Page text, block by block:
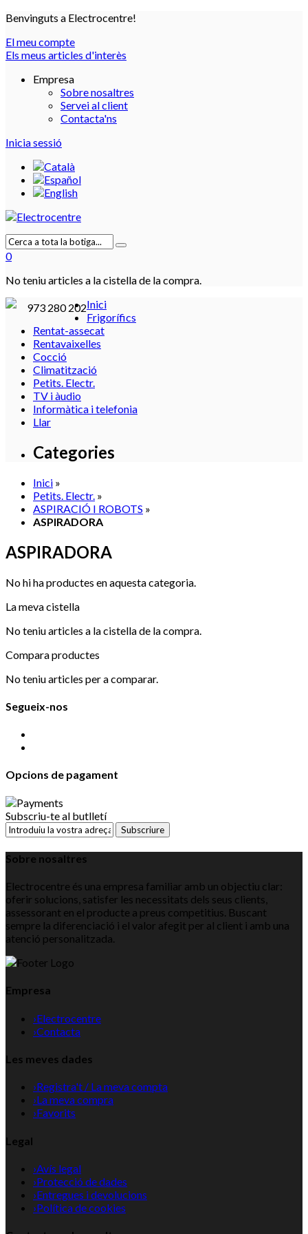
Benvinguts a Electrocentre!
El meu compte
Els meus articles d'interès
Empresa
Sobre nosaltres
Servei al client
Contacta'ns
Inicia sessió
0
No teniu articles a la cistella de la compra.
973 280 202Inici
Frigorífics
Rentat-assecat
Rentavaixelles
Cocció
Climatització
Petits. Electr.
TV i àudio
Informàtica i telefonia
Llar
Categories
Inici »
Petits. Electr. »
ASPIRACIÓ I ROBOTS »
ASPIRADORA
ASPIRADORA
No hi ha productes en aquesta categoria.
La meva cistella
No teniu articles a la cistella de la compra.
Compara productes
No teniu articles per a comparar.
Segueix-nos
Opcions de pagament
Subscriu-te al butlletí
Subscriure
Sobre nosaltres
Electrocentre és una empresa familiar amb un objectiu clar:
oferir solucions, satisfer les necessitats dels seus clients,
assessorant en el producte a preus competitius. Buscant
sempre la diferenciació i el valor afegit per al client i amb una
atenció personalitzada.
Empresa
›Electrocentre
›Contacta
Les meves dades
›Registra't / La meva compta
›La meva compra
›Favorits
Legal
›Avís legal
›Protecció de dades
›Entregues i devolucions
›Política de cookies